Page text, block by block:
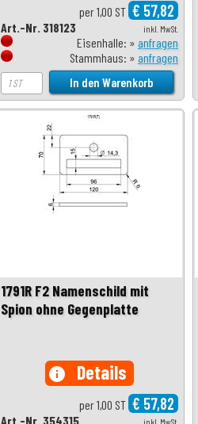
per 1,00 ST € 57,82
inkl. MwSt.
Art.-Nr. 318123
Eisenhalle: » anfragen
Stammhaus: » anfragen
1791R F2 Namenschild mit
Spion ohne Gegenplatte
info Details
per 1,00 ST € 57,82
Art.-Nr. 354315